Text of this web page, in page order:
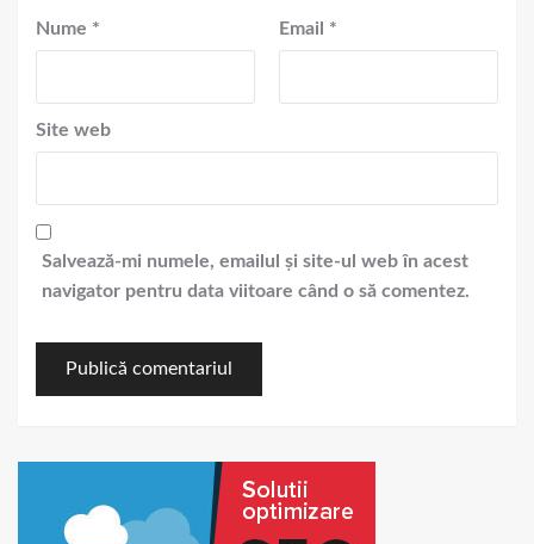
Nume * Email *
Site web
Salvează-mi numele, emailul și site-ul web în acest
navigator pentru data viitoare când o să comentez.